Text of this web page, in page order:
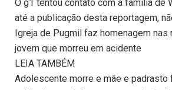
O g1 tentou contato com a família de
até a publicação desta reportagem,
Igreja de Pugmil faz homenagem
jovem que morreu em acidente
LEIA TAMBÉM
Adolescente morre e mãe e